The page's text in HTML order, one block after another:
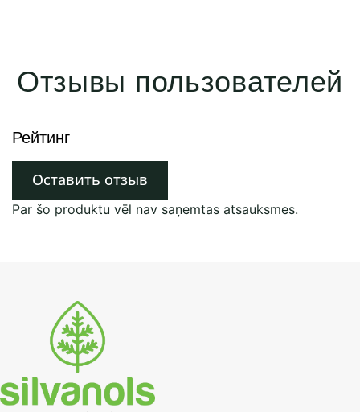
Отзывы пользователей
Рейтинг
Оставить отзыв
Par šo produktu vēl nav saņemtas atsauksmes.